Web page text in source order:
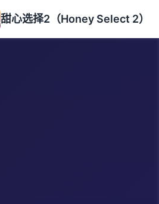
甜心选择2（Honey Select 2）